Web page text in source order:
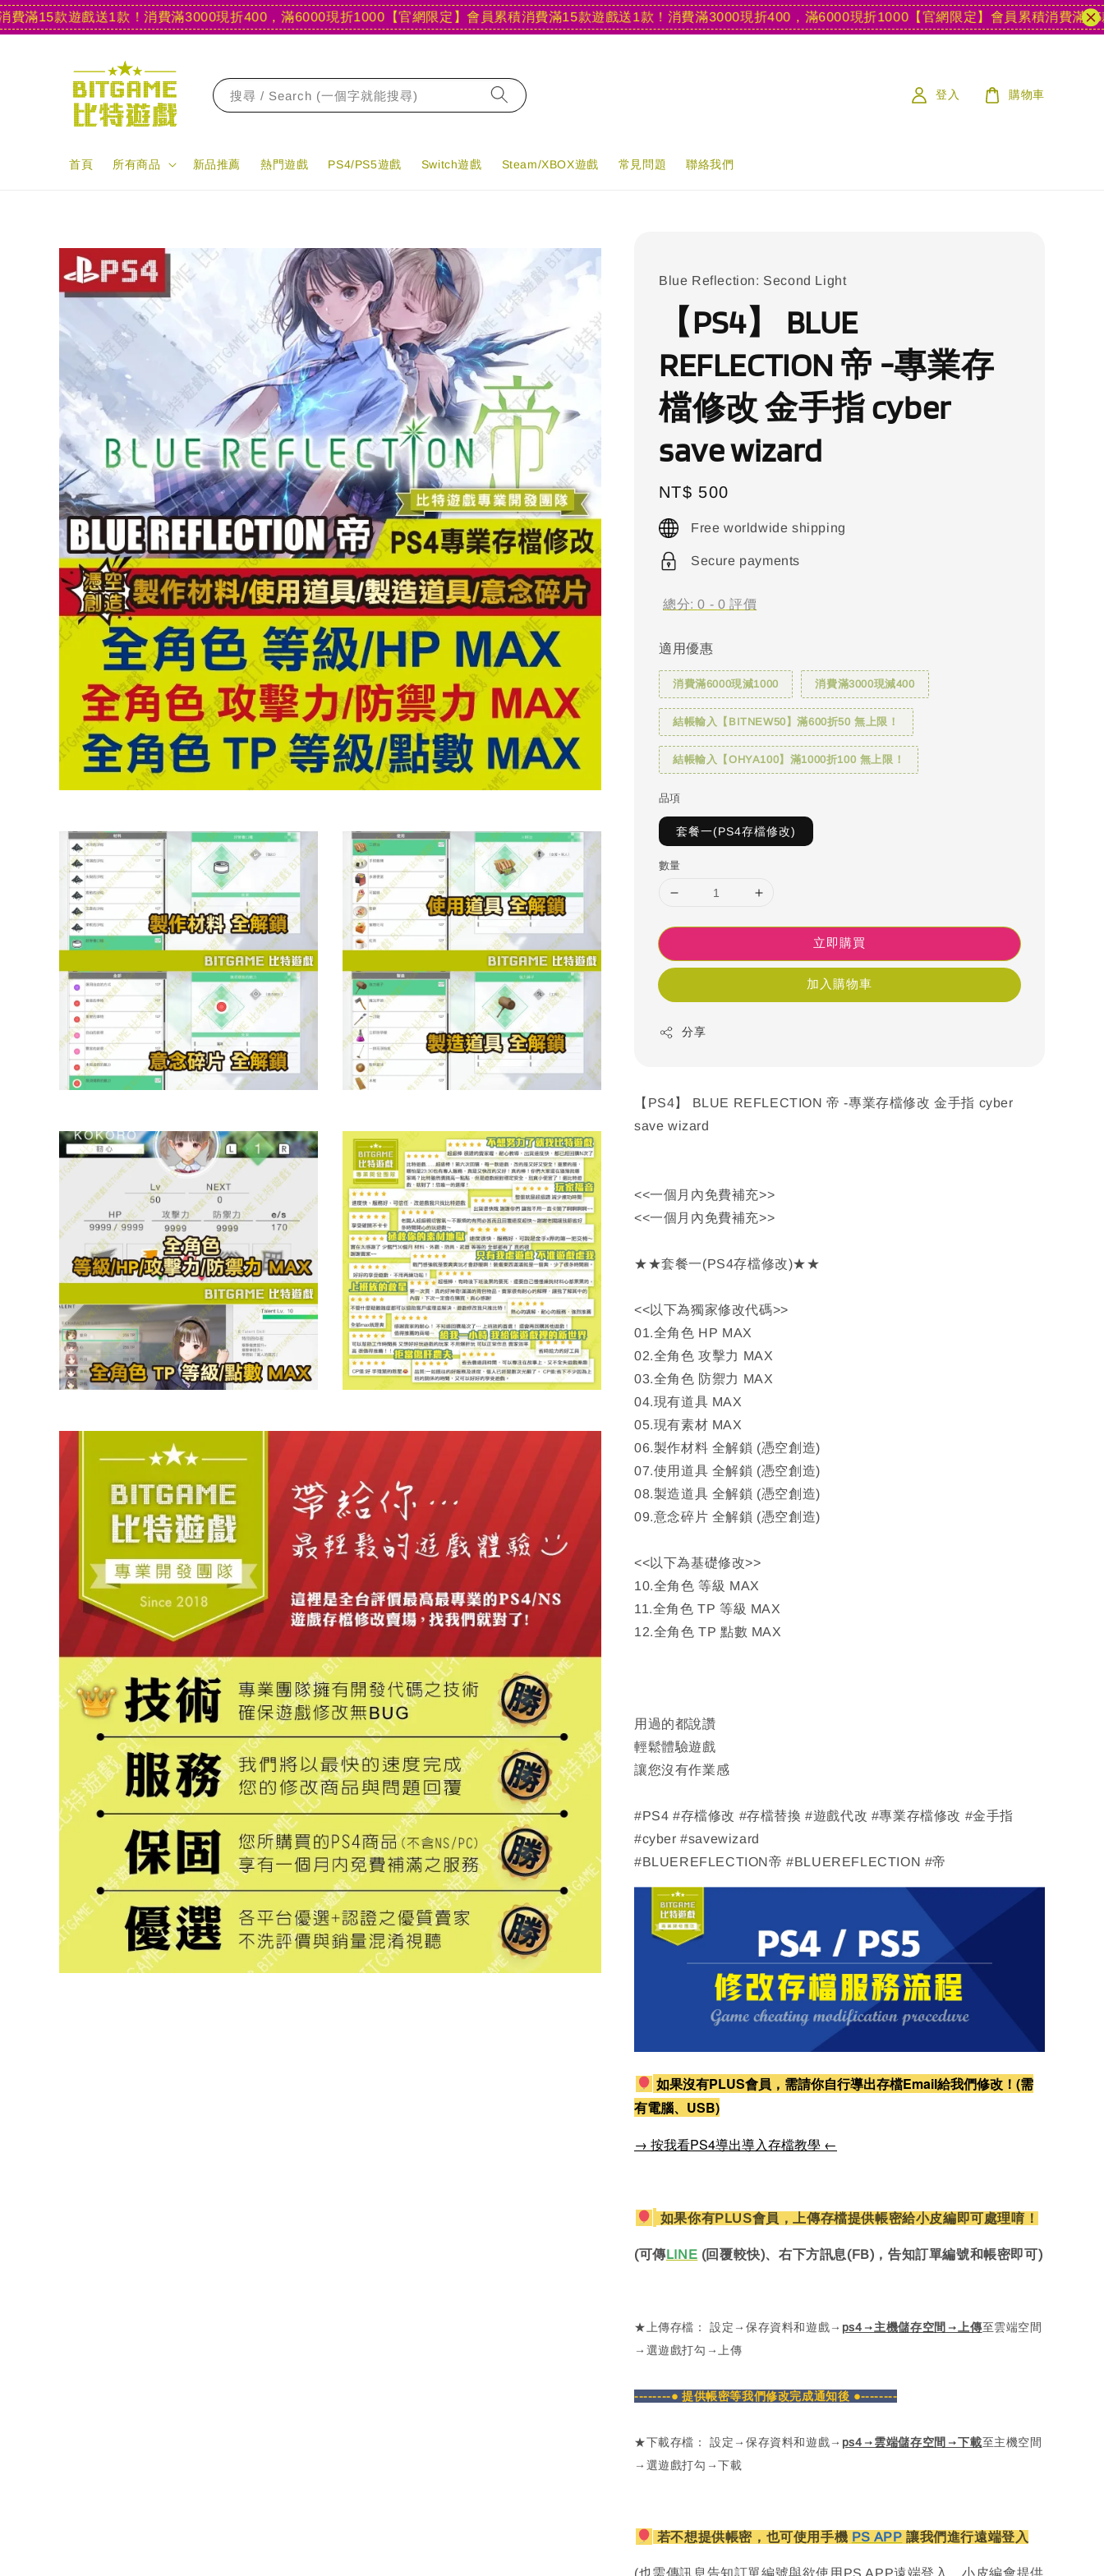
款遊戲送1款！消費滿3000現折400，滿6000現折1000【官網限定】會員累積消費滿15款遊戲送1款！消費滿3000現折400，滿6000現折1000【官網限定】會員累積消費滿15款遊
搜尋 / Search (一個字就能搜尋)
首頁 所有商品 新品推薦 熱門遊戲 PS4/PS5遊戲 Switch遊戲 Steam/XBOX遊戲 常見問題 聯絡我們
登入 購物車
Blue Reflection: Second Light
【PS4】 BLUE
REFLECTION 帝 -專業存
檔修改 金手指 cyber
save wizard
Regular
price
NT$ 500
Free worldwide shipping
Secure payments
總分:0 - 0 評價
適用優惠
消費滿6000現減1000 消費滿3000現減400
結帳輸入【BITNEW50】滿600折50 無上限！
結帳輸入【OHYA100】滿1000折100 無上限！
品項
套餐一(PS4存檔修改)
數量
立即購買
加入購物車
分享
【PS4】 BLUE REFLECTION 帝 -專業存檔修改 金手指 cyber
save wizard
<<一個月內免費補充>>
<<一個月內免費補充>>
★★套餐一(PS4存檔修改)★★
<<以下為獨家修改代碼>>
01.全角色 HP MAX
02.全角色 攻擊力 MAX
03.全角色 防禦力 MAX
04.現有道具 MAX
05.現有素材 MAX
06.製作材料 全解鎖 (憑空創造)
07.使用道具 全解鎖 (憑空創造)
08.製造道具 全解鎖 (憑空創造)
09.意念碎片 全解鎖 (憑空創造)
<<以下為基礎修改>>
10.全角色 等級 MAX
11.全角色 TP 等級 MAX
12.全角色 TP 點數 MAX
用過的都說讚
輕鬆體驗遊戲
讓您沒有作業感
#PS4 #存檔修改 #存檔替換 #遊戲代改 #專業存檔修改 #金手指
#cyber #savewizard
#BLUEREFLECTION帝 #BLUEREFLECTION #帝
如果沒有PLUS會員，需請你自行導出存檔Email給我們修改！(需
有電腦、USB)
→ 按我看PS4導出導入存檔教學 ←
如果你有PLUS會員，上傳存檔提供帳密給小皮編即可處理唷！
(可傳LINE (回覆較快)、右下方訊息(FB)，告知訂單編號和帳密即可)
★上傳存檔： 設定→保存資料和遊戲→ ps4→主機儲存空間→上傳至雲端空間
→選遊戲打勾→上傳
--------● 提供帳密等我們修改完成通知後 ●--------
★下載存檔： 設定→保存資料和遊戲→ ps4→雲端儲存空間→下載至主機空間
→選遊戲打勾→下載
若不想提供帳密，也可使用手機 PS APP 讓我們進行遠端登入
(也需傳訊息告知訂單編號與欲使用PS APP遠端登入，小皮編會提供